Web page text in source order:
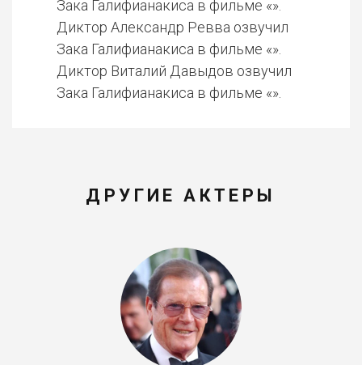
Зака Галифианакиса в фильме «».
Диктор Александр Ревва озвучил
Зака Галифианакиса в фильме «».
Диктор Виталий Давыдов озвучил
Зака Галифианакиса в фильме «».
ДРУГИЕ АКТЕРЫ